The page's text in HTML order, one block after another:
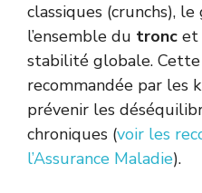
classiques (crunchs),
l’ensemble du tronc et
stabilité globale.
recommandée par les
prévenir les
chroniques (voir les
l’Assurance Maladie).